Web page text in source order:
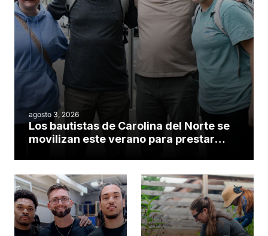
agosto 3, 2026
Los bautistas de Carolina del Norte se
movilizan este verano para prestar